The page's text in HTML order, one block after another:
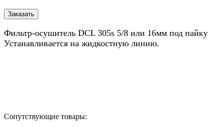
Фильтр-осушитель DCL 305s 5/8 или 16мм под пайку
Устанавливается на жидкостную линию.
Сопутствующие товары: